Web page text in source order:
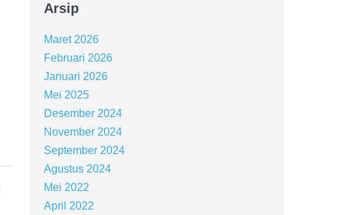
Arsip
Maret 2026
Februari 2026
Januari 2026
Mei 2025
Desember 2024
November 2024
September 2024
Agustus 2024
Mei 2022
April 2022